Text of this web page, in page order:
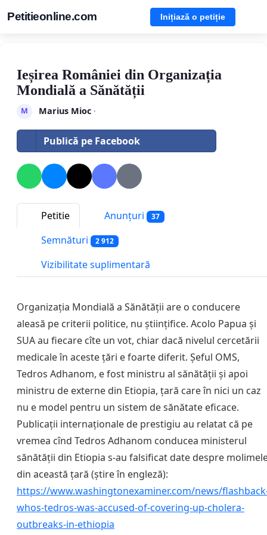
Petitieonline.com Inițiază o petiție
Ieșirea României din Organizația
Mondială a Sănătății
M Marius Mioc·
Publică pe Facebook
Petitie Anunțuri 37
Semnături 2 912
Vizibilitate suplimentară
Organizația Mondială a Sănătății are o conducere
aleasă pe criterii politice, nu științifice. Acolo Papua și
SUA au fiecare cîte un vot, chiar dacă nivelul cercetării
medicale în aceste țări e foarte diferit. Șeful OMS,
Tedros Adhanom, e fost ministru al sănătății și apoi
ministru de externe din Etiopia, țară care în nici un caz
nu e model pentru un sistem de sănătate eficace.
Publicații internaționale de prestigiu au relatat că pe
vremea cînd Tedros Adhanom conducea ministerul
sănătății din Etiopia s-au falsificat date despre
din această țară (știre în engleză):
https://www.washingtonexaminer.com/news/
whos-tedros-was-accused-of-covering-up-cholera-
outbreaks-in-ethiopia